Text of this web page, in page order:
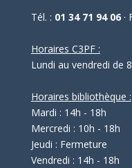
Tél. : 01 34 71 94 06·
Horaires C3PF :
Lundi au vendredi de
Horaires bibliothèque :
Mardi : 14h - 18h
Mercredi : 10h - 18h
Jeudi : Fermeture
Vendredi : 14h - 18h